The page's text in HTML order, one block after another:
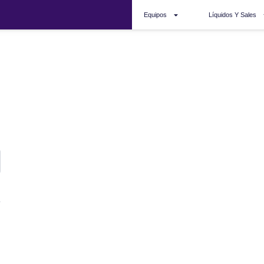
Equipos Líquidos Y Sales